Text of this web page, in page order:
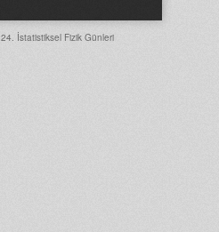
24. İstatistiksel Fizik Günleri